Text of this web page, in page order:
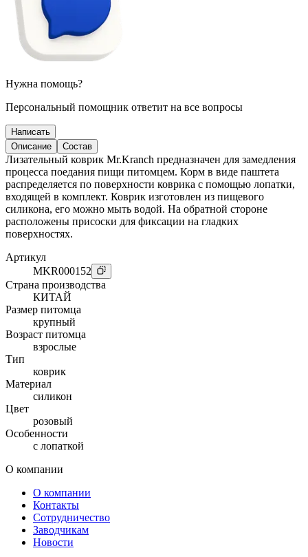
Нужна помощь?
Персональный помощник ответит на все вопросы
Написать
Описание
Состав
Лизательный коврик Mr.Kranch предназначен для замедления
процесса поедания пищи питомцем. Корм в виде паштета
распределяется по поверхности коврика с помощью лопатки,
входящей в комплект. Коврик изготовлен из пищевого
силикона, его можно мыть водой. На обратной стороне
расположены присоски для фиксации на гладких
поверхностях.
Артикул
MKR000152
Страна производства
КИТАЙ
Размер питомца
крупный
Возраст питомца
взрослые
Тип
коврик
Материал
силикон
Цвет
розовый
Особенности
с лопаткой
О компании
О компании
Контакты
Сотрудничество
Заводчикам
Новости